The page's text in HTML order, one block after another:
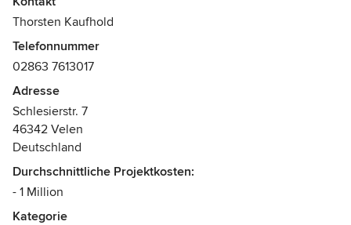
Ermögliche Dir den Wohlstand und Erfolg, den Du
Entfaltung unterstützen. Lass uns gemeinsam Räume
schaffen, in denen Du Deine Träume verwirklichen kannst.
Entdecke, wie die Kraft ganzheitlicher Veränderungen Dir
dabei helfen kann, Dein Leben und Dein Unternehmen in
Einklang zu bringen.
Thorsten Kaufhold
Telefonnummer
02863 7613017
Adresse
Schlesierstr. 7
46342 Velen
Deutschland
Durchschnittliche Projektkosten:
- 1 Million
Kategorie